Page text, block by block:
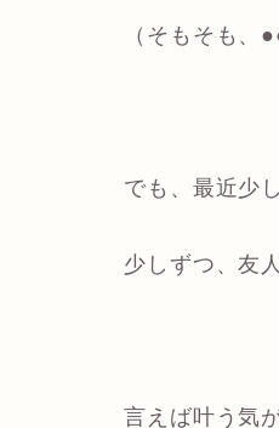
（そもそも、
でも、最近少
少しずつ、友
言えば叶う気